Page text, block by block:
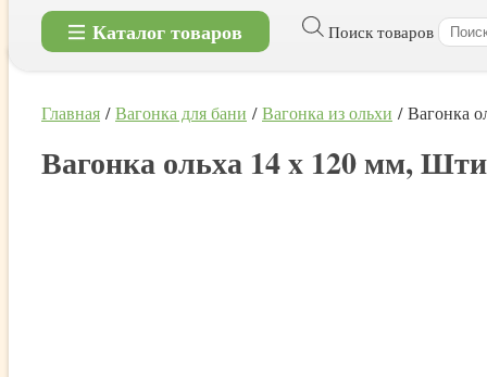
Каталог товаров Поиск товаров
Главная /Вагонка для бани /Вагонка из ольхи / Вагонка
Вагонка ольха 14 x 120 мм,